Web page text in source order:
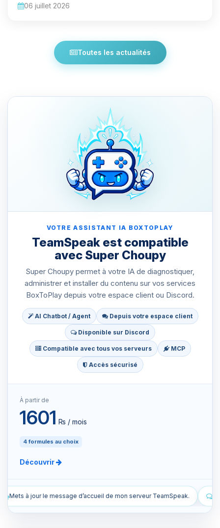
06 juillet 2026
Toutes les actualités
VOTRE ASSISTANT IA BOXTOPLAY
TeamSpeak est compatible
avec Super Choupy
Super Choupy permet à votre IA de diagnostiquer,
administrer et installer du contenu sur vos services
BoxToPlay depuis votre espace client ou Discord.
AI Chatbot / Agent Depuis votre espace client
Disponible sur Discord
Compatible avec tous vos serveurs MCP
Accès sécurisé
À partir de
1601 ₨ / mois
4 formules au choix
Découvrir
de mon serveur TeamSpeak. Liste les snapshots manuels et